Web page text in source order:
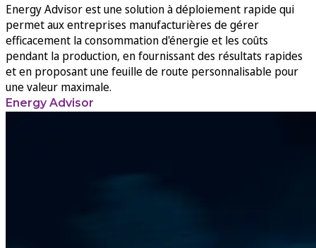
Energy Advisor est une solution à déploiement rapide qui
permet aux entreprises manufacturières de gérer
efficacement la consommation d'énergie et les coûts
pendant la production, en fournissant des résultats rapides
et en proposant une feuille de route personnalisable pour
une valeur maximale.
Energy Advisor